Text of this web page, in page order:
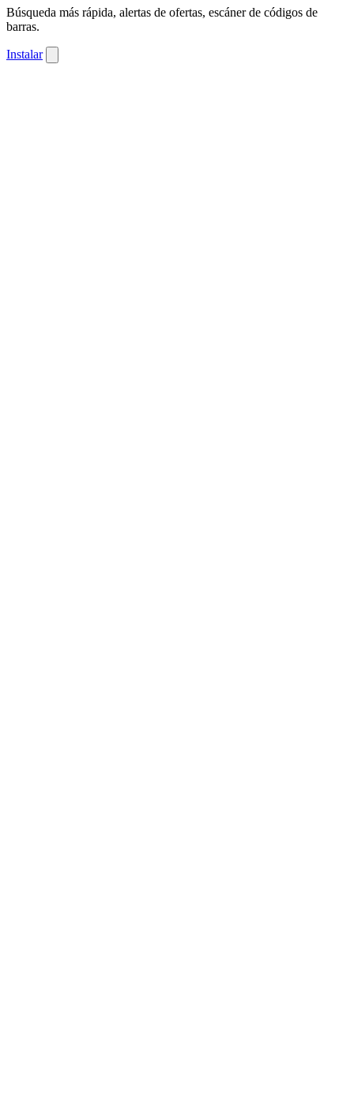
Búsqueda más rápida, alertas de ofertas, escáner de códigos de
barras.
Instalar